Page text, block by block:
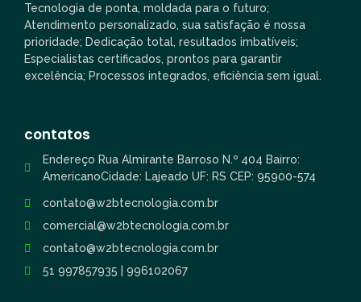
Tecnologia de ponta, moldada para o futuro;
Atendimento personalizado, sua satisfação é nossa
prioridade; Dedicação total, resultados imbatíveis;
Especialistas certificados, prontos para garantir
excelência; Processos integrados, eficiência sem igual.
contatos
Endereço Rua Almirante Barroso N.º 404 Bairro:
AmericanoCidade: Lajeado UF: RS CEP: 95900-574
contato@w2btecnologia.com.br
comercial@w2btecnologia.com.br
contato@w2btecnologia.com.br
51 997857935 | 996102067